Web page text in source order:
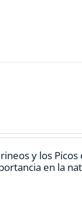
y los
en la